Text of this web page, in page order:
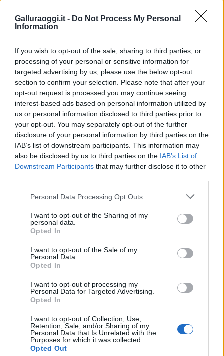
Galluraoggi.it - Do Not Process My Personal
Information
If you wish to opt-out of the sale, sharing to third parties, or
processing of your personal or sensitive information for
targeted advertising by us, please use the below opt-out
section to confirm your selection. Please note that after your
opt-out request is processed you may continue seeing
interest-based ads based on personal information utilized by
us or personal information disclosed to third parties prior to
your opt-out. You may separately opt-out of the further
disclosure of your personal information by third parties on the
IAB’s list of downstream participants. This information may
also be disclosed by us to third parties on the IAB’s List of
Downstream Participants that may further disclose it to other
Please note that this website/app uses one or more Google
not limited to your visit or usage behaviour. You may click to
grant or deny consent to Google and its third-party tags to
use your data for below specified purposes in below Google
consent section.
Personal Data Processing Opt Outs
I want to opt-out of the Sharing of my
personal data.
Opted In
I want to opt-out of the Sale of my
Personal Data.
Opted In
I want to opt-out of processing my
Personal Data for Targeted Advertising.
Opted In
I want to opt-out of Collection, Use,
Retention, Sale, and/or Sharing of my
Personal Data that Is Unrelated with the
Purposes for which it was collected.
Opted Out
fine agosto
Aggius conquista la classifica delle mete più
amate dell’estate 2026
NECROLOGIE
Mario Malu
Paolo Pinna
Martina Agostina Diturco